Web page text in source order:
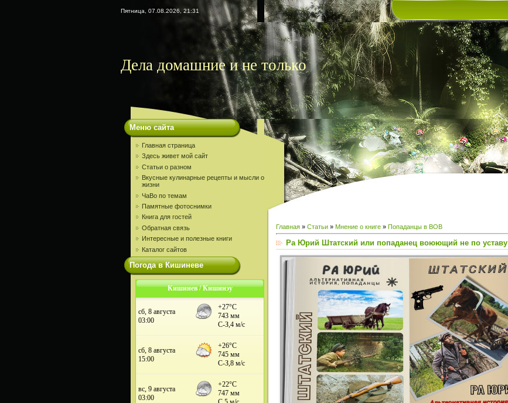
Пятница, 07.08.2026, 21:31
Дела домашние и не только
Меню сайта
Главная страница
Здесь живет мой сайт
Статьи о разном
Вкусные кулинарные рецепты и мысли о
жизни
ЧаВо по темам
Памятные фотоснимки
Книга для гостей
Обратная связь
Интересные и полезные книги
Каталог сайтов
Погода в Кишиневе
Кишинев / Кишинэу
Главная » Статьи » Мнение о книге » Попаданцы в ВОВ
Ра Юрий Штатский или попаданец воюющий не по уставу